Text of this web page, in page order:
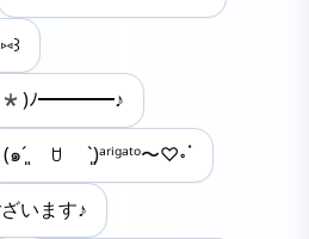
ﾉ━━━━♪
(๑ˊ͈ ꇴ ˋ͈)ᵃʳⁱᵍᵃᵗᵒ〜♡॰ॱ
います♪